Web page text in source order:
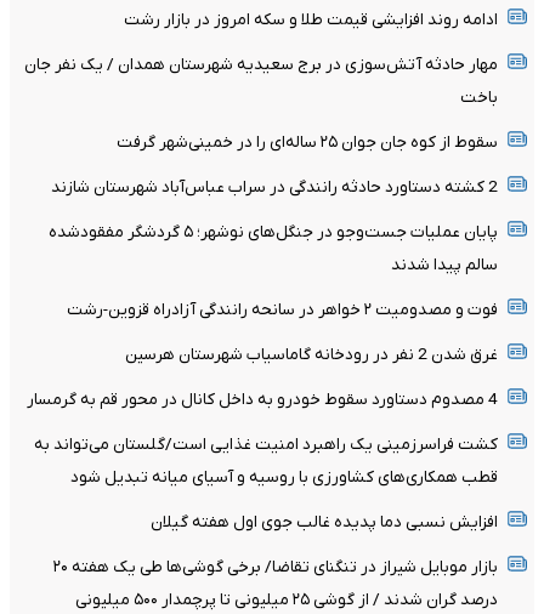
ادامه روند افزایشی قیمت طلا و سکه امروز در بازار رشت
مهار حادثه آتش‌سوزی در برج سعیدیه شهرستان همدان / یک نفر جان
باخت
سقوط از کوه جان جوان ۲۵ ساله‌ای را در خمینی‌شهر گرفت
2 کشته دستاورد حادثه رانندگی در سراب عباس‌آباد شهرستان شازند
پایان عملیات جست‌وجو در جنگل‌های نوشهر؛ ۵ گردشگر مفقودشده
سالم پیدا شدند
فوت و مصدومیت ۲ خواهر در سانحه رانندگی آزادراه قزوین-رشت
غرق شدن 2 نفر در رودخانه گاماسیاب شهرستان هرسین
4 مصدوم دستاورد سقوط خودرو به داخل کانال در محور قم به گرمسار
کشت فراسرزمینی یک راهبرد امنیت غذایی است/گلستان می‌تواند به
قطب همکاری‌های کشاورزی با روسیه و آسیای میانه تبدیل شود
افزایش نسبی دما پدیده غالب جوی اول هفته گیلان
بازار موبایل شیراز در تنگنای تقاضا/ برخی گوشی‌ها طی یک هفته ۲۰
درصد گران شدند / از گوشی ۲۵ میلیونی تا پرچمدار ۵۰۰ میلیونی